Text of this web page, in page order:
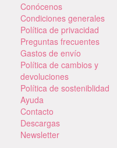
Conócenos
Condiciones generales
Política de privacidad
Preguntas frecuentes
Gastos de envío
Política de cambios y
devoluciones
Política de sosteniblidad
Ayuda
Contacto
Descargas
Newsletter